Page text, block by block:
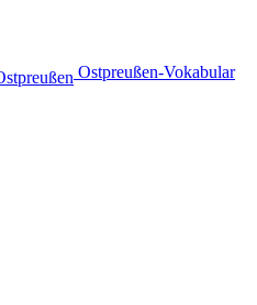
️ Ostpreußen-Vokabular